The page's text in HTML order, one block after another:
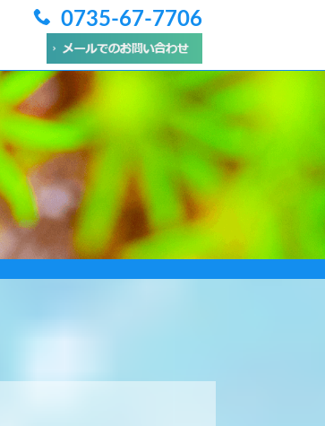
0735-67-7706